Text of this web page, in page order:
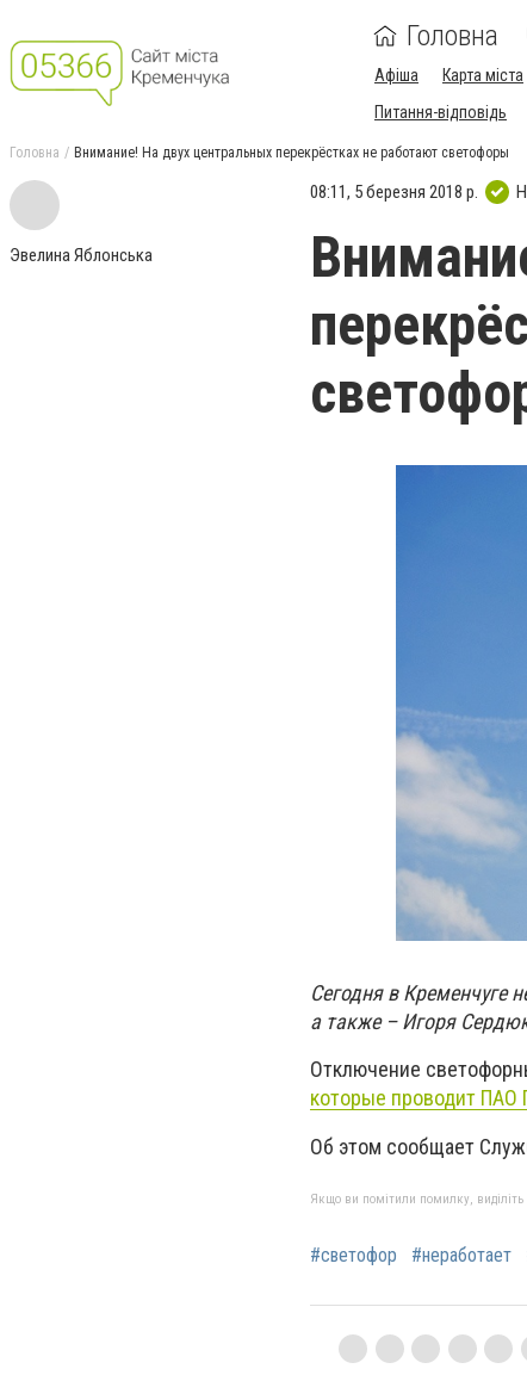
Головна
Афіша Карта міста
Питання-відповідь
Головна Внимание! На двух центральных перекрёстках не работают светофоры
Эвелина Яблонська
08:11, 5 березня 2018 р.
Сегодня в Кременчуге
а также – Игоря
Отключение
которые проводит ПАО
Об этом сообщает
Якщо ви помітили помилку, виділіть
#светофор #неработает